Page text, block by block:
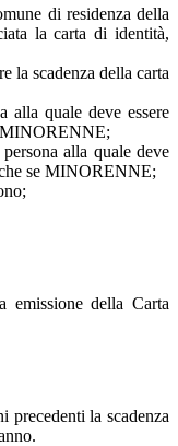
di residenza della
la carta di identità,
la scadenza della carta
alla quale deve essere
MINORENNE;
alla quale deve
se MINORENNE;
emissione della Carta
precedenti la scadenza